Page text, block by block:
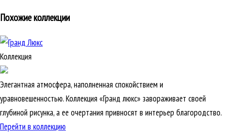
Похожие коллекции
Коллекция
Элегантная атмосфера, наполненная спокойствием и
уравновешенностью. Коллекция «Гранд люкс» завораживает своей
глубиной рисунка, а ее очертания привносят в интерьер благородство.
Перейти в коллекцию